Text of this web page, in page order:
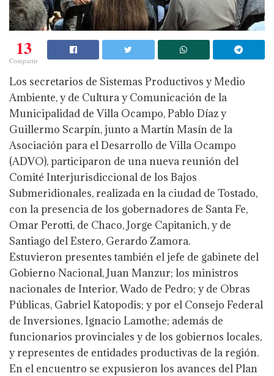
13
Compartir
Los secretarios de Sistemas Productivos y Medio
Ambiente, y de Cultura y Comunicación de la
Municipalidad de Villa Ocampo, Pablo Díaz y
Guillermo Scarpín, junto a Martín Masín de la
Asociación para el Desarrollo de Villa Ocampo
(ADVO), participaron de una nueva reunión del
Comité Interjurisdiccional de los Bajos
Submeridionales, realizada en la ciudad de Tostado,
con la presencia de los gobernadores de Santa Fe,
Omar Perotti, de Chaco, Jorge Capitanich, y de
Santiago del Estero, Gerardo Zamora.
Estuvieron presentes también el jefe de gabinete del
Gobierno Nacional, Juan Manzur; los ministros
nacionales de Interior, Wado de Pedro; y de Obras
Públicas, Gabriel Katopodis; y por el Consejo Federal
de Inversiones, Ignacio Lamothe; además de
funcionarios provinciales y de los gobiernos locales,
y representes de entidades productivas de la región.
En el encuentro se expusieron los avances del Plan